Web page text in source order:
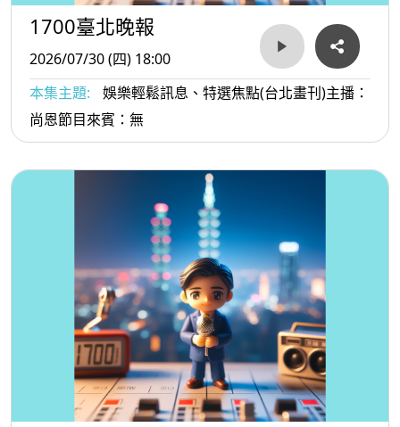
1700臺北晚報
2026/07/30 (四) 18:00
本集主題:
娛樂輕鬆訊息、特選焦點(台北畫刊)主播：
尚恩節目來賓：無